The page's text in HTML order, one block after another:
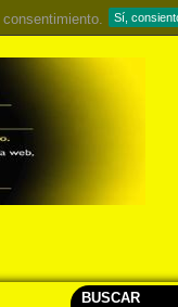
Sí,
BUSCAR